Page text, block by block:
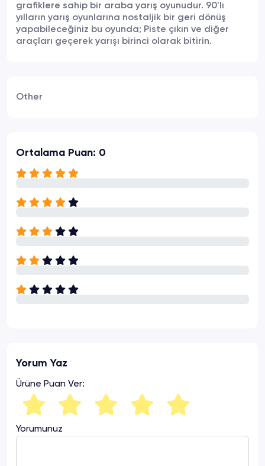
grafiklere sahip bir araba yarış oyunudur. 90'lı
yılların yarış oyunlarına nostaljik bir geri dönüş
yapabileceğiniz bu oyunda; Piste çıkın ve diğer
araçları geçerek yarışı birinci olarak bitirin.
Other
Ortalama Puan: 0
Yorum Yaz
Ürüne Puan Ver:
Yorumunuz